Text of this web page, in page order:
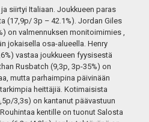
siirtyi Italiaan. Joukkueen paras
(17,9p/ 3p – 42.1%). Jordan Giles
on valmennuksen monitoimimies ,
jokaisella osa-alueella. Henry
vastaa joukkueen fyysisestä
Rusbatch (9,3p, 3p-35%) on
mutta parhaimpina päivinään
heittäjiä. Kotimaisista
3,3s) on kantanut päävastuun
kentille on tuonut Salosta